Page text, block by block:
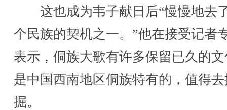
这也成为韦子献日后“慢慢地去
个民族的契机之一。”他在接受记者
表示，侗族大歌有许多保留已久的
是中国西南地区侗族特有的，值得
掘。